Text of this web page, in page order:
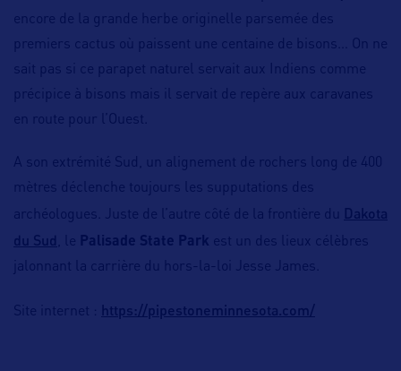
encore de la grande herbe originelle parsemée des
premiers cactus où paissent une centaine de bisons… On ne
sait pas si ce parapet naturel servait aux Indiens comme
précipice à bisons mais il servait de repère aux caravanes
en route pour l’Ouest.
A son extrémité Sud, un alignement de rochers long de 400
mètres déclenche toujours les supputations des
archéologues. Juste de l’autre côté de la frontière du Dakota
du Sud
, le Palisade State Park est un des lieux célèbres
jalonnant la carrière du hors-la-loi Jesse James.
Site internet : https://pipestoneminnesota.com/